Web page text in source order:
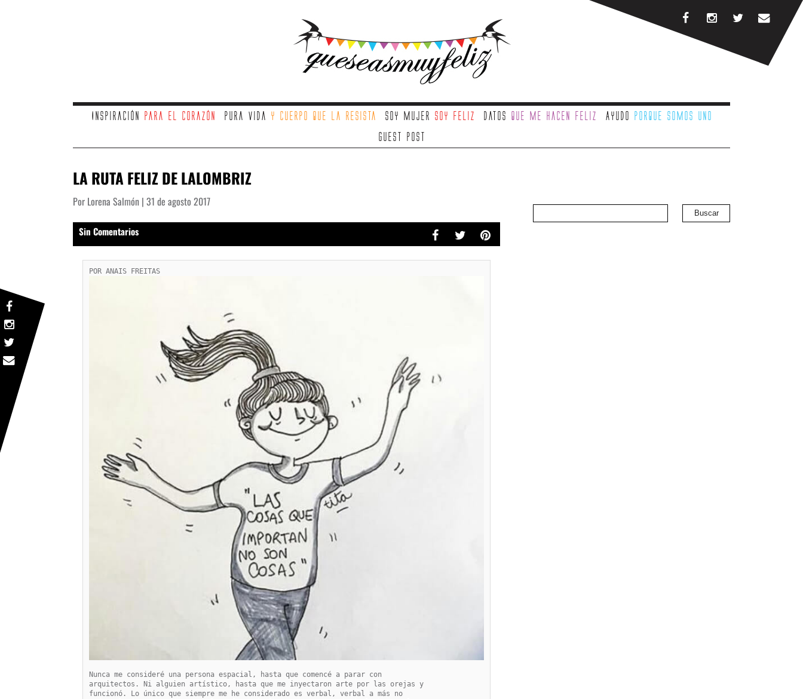
Inspiración para el corazón Pura vida y cuerpo que la resista Soy mujer soy feliz Datos que me hacen feliz Ayudo porque somos uno
Guest Post
LA RUTA FELIZ DE LALOMBRIZ
Por Lorena Salmón | 31 de agosto 2017
Sin Comentarios
Nunca me consideré una persona espacial, hasta que comencé a parar con
arquitectos. Ni alguien artístico, hasta que me inyectaron arte por las orejas y
funcionó. Lo único que siempre me he considerado es verbal, verbal a más no
Buscar